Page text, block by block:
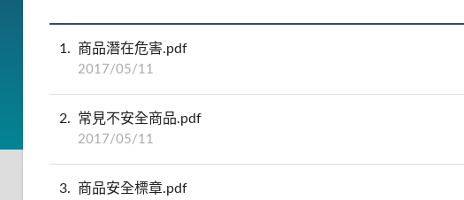
1 商品潛在危害.pdf
2017/05/11
2 常見不安全商品.pdf
2017/05/11
3 商品安全標章.pdf